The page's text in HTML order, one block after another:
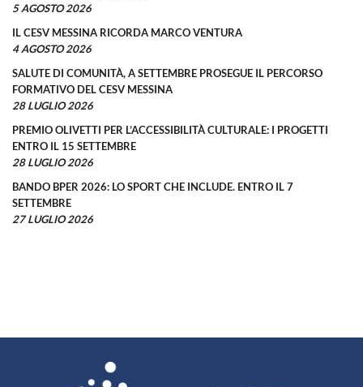
5 AGOSTO 2026
IL CESV MESSINA RICORDA MARCO VENTURA
4 AGOSTO 2026
SALUTE DI COMUNITÀ, A SETTEMBRE PROSEGUE IL PERCORSO
FORMATIVO DEL CESV MESSINA
28 LUGLIO 2026
PREMIO OLIVETTI PER L’ACCESSIBILITÀ CULTURALE: I PROGETTI
ENTRO IL 15 SETTEMBRE
28 LUGLIO 2026
BANDO BPER 2026: LO SPORT CHE INCLUDE. ENTRO IL 7
SETTEMBRE
27 LUGLIO 2026